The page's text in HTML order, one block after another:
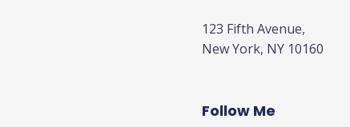
123 Fifth Avenue,
New York, NY 10160
Follow Me